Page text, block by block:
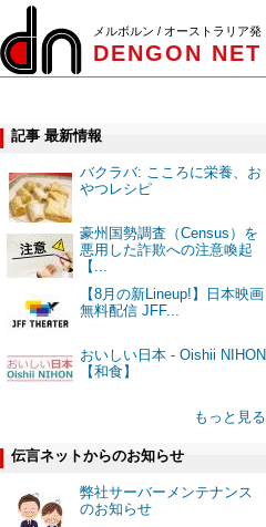
メルボルン / オーストラリア発
DENGON NET
記事 最新情報
バクラバ: こころに栄養、お
やつレシピ
豪州国勢調査（Census）を
悪用した詐欺への注意喚起
【...
【8月の新Lineup!】日本映画
無料配信 JFF...
おいしい日本 - Oishii NIHON
【和食】
もっと見る
伝言ネットからのお知らせ
弊社サーバーメンテナンス
のお知らせ